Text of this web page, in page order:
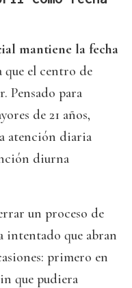
mantiene la fecha
que el centro de
Pensado para
de 21 años,
atención diaria
diurna
un proceso de
intentado que abran
primero en
que pudiera